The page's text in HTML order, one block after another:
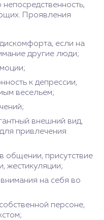
Проявления
если на
другие люди;
к депрессии,
весельем;
внешний вид,
привлечения
общении, присутствие
жестикуляции;
на себя во
персоне,